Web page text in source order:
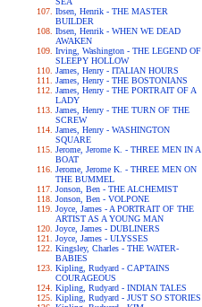
Ibsen, Henrik - THE MASTER
BUILDER
Ibsen, Henrik - WHEN WE DEAD
AWAKEN
Irving, Washington - THE LEGEND OF
SLEEPY HOLLOW
James, Henry - ITALIAN HOURS
James, Henry - THE BOSTONIANS
James, Henry - THE PORTRAIT OF A
LADY
James, Henry - THE TURN OF THE
SCREW
James, Henry - WASHINGTON
SQUARE
Jerome, Jerome K. - THREE MEN IN A
BOAT
Jerome, Jerome K. - THREE MEN ON
THE BUMMEL
Jonson, Ben - THE ALCHEMIST
Jonson, Ben - VOLPONE
Joyce, James - A PORTRAIT OF THE
ARTIST AS A YOUNG MAN
Joyce, James - DUBLINERS
Joyce, James - ULYSSES
Kingsley, Charles - THE WATER-
BABIES
Kipling, Rudyard - CAPTAINS
COURAGEOUS
Kipling, Rudyard - INDIAN TALES
Kipling, Rudyard - JUST SO STORIES